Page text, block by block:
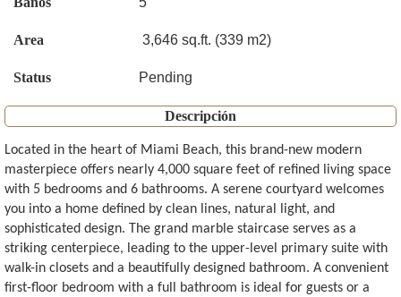
Area 3,646 sq.ft. (339 m2)
Status Pending
Descripción
Located in the heart of Miami Beach, this brand-new modern
masterpiece offers nearly 4,000 square feet of refined living space
with 5 bedrooms and 6 bathrooms. A serene courtyard welcomes
you into a home defined by clean lines, natural light, and
sophisticated design. The grand marble staircase serves as a
striking centerpiece, leading to the upper-level primary suite with
walk-in closets and a beautifully designed bathroom. A convenient
first-floor bedroom with a full bathroom is ideal for guests or a